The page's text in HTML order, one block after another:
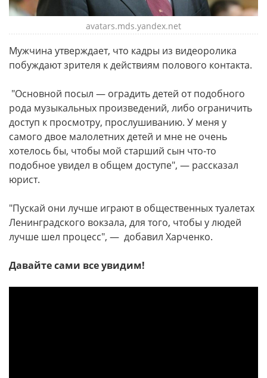
avatars.mds.yandex.net
Мужчина утверждает, что кадры из видеоролика
побуждают зрителя к действиям полового контакта.
"Основной посыл — оградить детей от подобного
рода музыкальных произведений, либо ограничить
доступ к просмотру, прослушиванию. У меня у
самого двое малолетних детей и мне не очень
хотелось бы, чтобы мой старший сын что-то
подобное увидел в общем доступе", — рассказал
юрист.
"Пускай они лучше играют в общественных туалетах
Ленинградского вокзала, для того, чтобы у людей
лучше шел процесс", — добавил Харченко.
Давайте сами все увидим!